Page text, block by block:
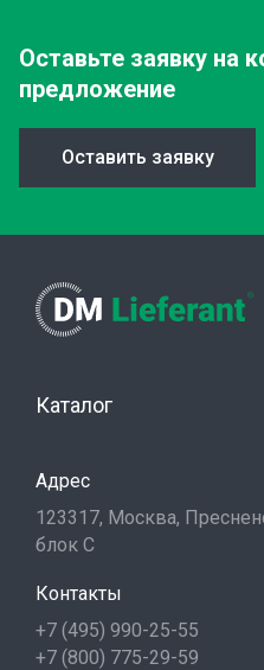
Оставьте заявку на
предложение
Оставить заявку
Каталог
Адрес
123317, Москва,
блок С
Контакты
+7 (495) 990-25-55
+7 (800) 775-29-59